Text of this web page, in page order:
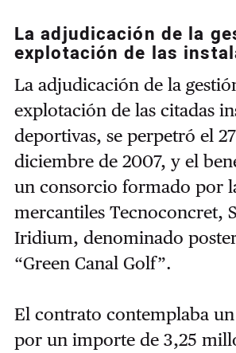
La adjudicación de la
explotación de las
La adjudicación de la
explotación de las citadas
deportivas, se perpetró el
diciembre de 2007, y el
un consorcio formado por
mercantiles Tecnoconcret,
Iridium, denominado
“Green Canal Golf”.
El contrato contemplaba
por un importe de 3,25